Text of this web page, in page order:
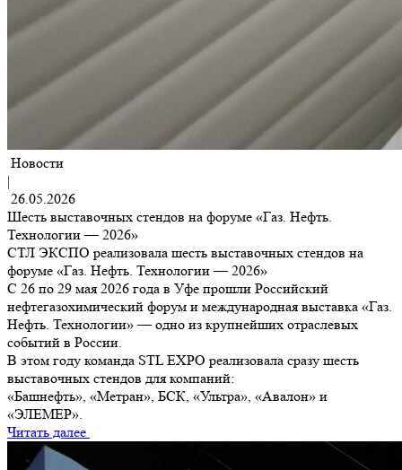
Новости
|
26.05.2026
Шесть выставочных стендов на форуме «Газ. Нефть.
Технологии — 2026»
СТЛ ЭКСПО реализовала шесть выставочных стендов на
форуме «Газ. Нефть. Технологии — 2026»
С 26 по 29 мая 2026 года в Уфе прошли Российский
нефтегазохимический форум и международная выставка «Газ.
Нефть. Технологии» — одно из крупнейших отраслевых
событий в России.
В этом году команда STL EXPO реализовала сразу шесть
выставочных стендов для компаний:
«Башнефть», «Метран», БСК, «Ультра», «Авалон» и
«ЭЛЕМЕР».
Читать далее